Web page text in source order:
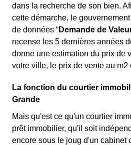
dans la recherche de son bien.
cette démarche, le
de données “Demande de
recense les 5 dernières années
donne une estimation du prix de
votre ville, le prix de vente au m2
La fonction du courtier
Grande
Mais qu'est ce qu'un courtier
prêt immobilier, qu'il soit
encore sous le joug d'un cabinet